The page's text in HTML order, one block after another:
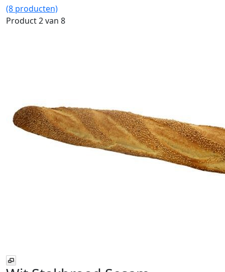
(8 producten)
Product 2 van 8